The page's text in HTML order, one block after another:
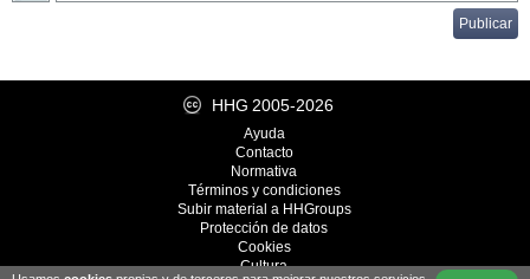
HHG 2005-2026
Ayuda
Contacto
Normativa
Términos y condiciones
Subir material a HHGroups
Protección de datos
Cookies
Cultura